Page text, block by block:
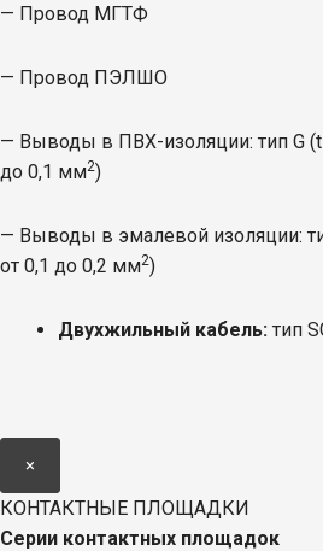
— Провод МГТФ
— Провод ПЭЛШО
— Выводы в ПВХ-изоляции: тип G
до 0,1 мм2)
— Выводы в эмалевой изоляции:
от 0,1 до 0,2 мм2)
Двухжильный кабель: тип
×
КОНТАКТНЫЕ ПЛОЩАДКИ
Серии контактных площадок